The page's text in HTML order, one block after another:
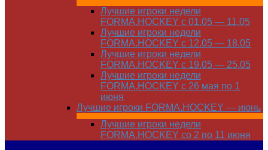
Лучшие игроки недели
FORMA.HOCKEY с 01.05 — 11.05
Лучшие игроки недели
FORMA.HOCKEY с 12.05 — 18.05
Лучшие игроки недели
FORMA.HOCKEY с 19.05 — 25.05
Лучшие игроки недели
FORMA.HOCKEY с 26 мая по 1
июня
Лучшие игроки FORMA.HOCKEY — июнь
Лучшие игроки недели
FORMA.HOCKEY со 2 по 11 июня